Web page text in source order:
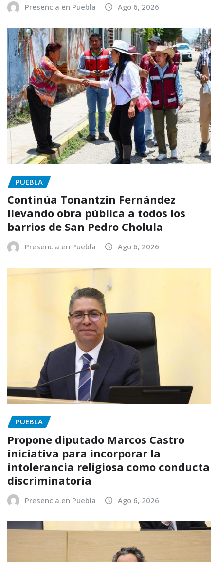
Presencia en Puebla Ago 6, 2026
PUEBLA
Continúa Tonantzin Fernández
llevando obra pública a todos los
barrios de San Pedro Cholula
Presencia en Puebla Ago 6, 2026
PUEBLA
Propone diputado Marcos Castro
iniciativa para incorporar la
intolerancia religiosa como conducta
discriminatoria
Presencia en Puebla Ago 6, 2026